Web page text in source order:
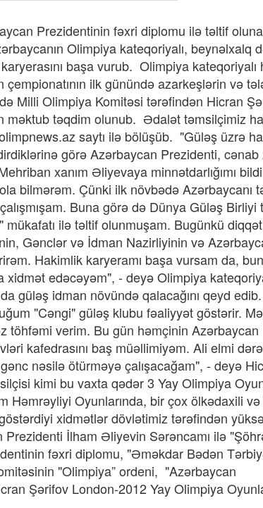
Prezidentinin fəxri diplomu ilə təltif
Olimpiya kateqoriyalı, beynəlxalq
başa vurub. Olimpiya kateqoriyalı
ilk günündə azarkeşlərin və
Milli Olimpiya Komitəsi tərəfindən Hicran
məktub təqdim olunub. Ədalət təmsilçimiz
olimpnews.az saytı ilə bölüşüb. "Güləş üzrə
görə Azərbaycan Prezidenti, cənab
xanım Əliyevaya minnətdarlığımı
bilmərəm. Çünki ilk növbədə Azərbaycanı
Buna görə də Dünya Güləş Birliyi
mükafatı ilə təltif olunmuşam. Bugünkü
Gənclər və İdman Nazirliyinin və
Hakimlik karyeramı başa vursam da,
edəcəyəm", - deyə Olimpiya
güləş idman növündə qalacağını qeyd
"Cəngi" güləş klubu fəaliyyət göstərir.
töhfəmi verim. Bu gün həmçinin Azərbaycan
kafedrasını baş müəllimiyəm. Ali elmi
nəsilə ötürməyə çalışacağam", - deyə
kimi bu vaxta qədər 3 Yay Olimpiya
Həmrəyliyi Oyunlarında, bir çox ölkədaxili
xidmətlər dövlətimiz tərəfindən
İlham Əliyevin Sərəncamı ilə
fəxri diplomu, "Əməkdar Bədən
"Olimpiya” ordeni, "Azərbaycan
Şərifov London-2012 Yay Olimpiya